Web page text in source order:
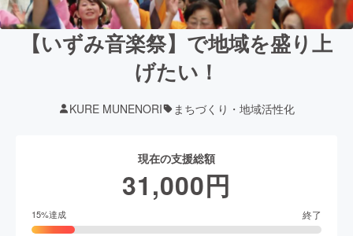
【いずみ音楽祭】で地域を盛り上
げたい！
KURE MUNENORI まちづくり・地域活性化
現在の支援総額
31,000円
15%達成 終了